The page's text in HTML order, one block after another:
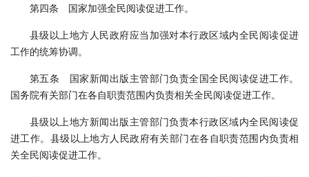
第四条 国家加强全民阅读促进工作。
县级以上地方人民政府应当加强对本行政区域内全民阅读促进
工作的统筹协调。
第五条 国家新闻出版主管部门负责全国全民阅读促进工作。
国务院有关部门在各自职责范围内负责相关全民阅读促进工作。
县级以上地方新闻出版主管部门负责本行政区域内全民阅读促
进工作。县级以上地方人民政府有关部门在各自职责范围内负责相
关全民阅读促进工作。